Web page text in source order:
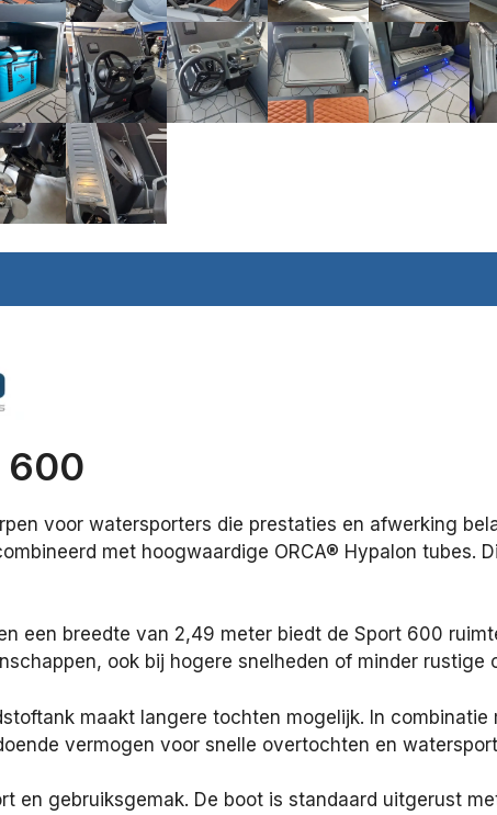
600
voor watersporters die prestaties en afwerking
met hoogwaardige ORCA® Hypalon tubes.
een breedte van 2,49 meter biedt de Sport 600
ook bij hogere snelheden of minder rustige
maakt langere tochten mogelijk. In
vermogen voor snelle overtochten en
en gebruiksgemak. De boot is standaard uitgerust